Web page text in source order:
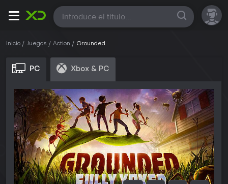
Todas
Inicio Juegos Action Grounded
PC Xbox & PC